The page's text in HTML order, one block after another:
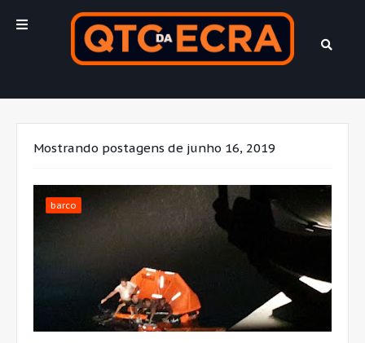
Mostrando postagens de junho 16, 2019
barco